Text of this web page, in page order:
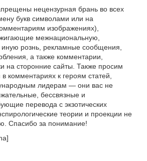
нецензурная брань во всех
букв символами или на
изображениях),
межнациональную,
рознь, рекламные сообщения,
а также комментарии,
на сторонние сайты. Также просим
комментариях к героям статей,
лидерам — они вас не
бессвязные и
перевода с экзотических
теории и проекции не
Спасибо за понимание!